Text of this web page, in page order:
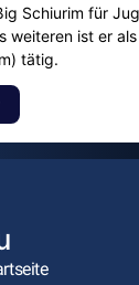
Schiurim für
weiteren ist er
tätig.